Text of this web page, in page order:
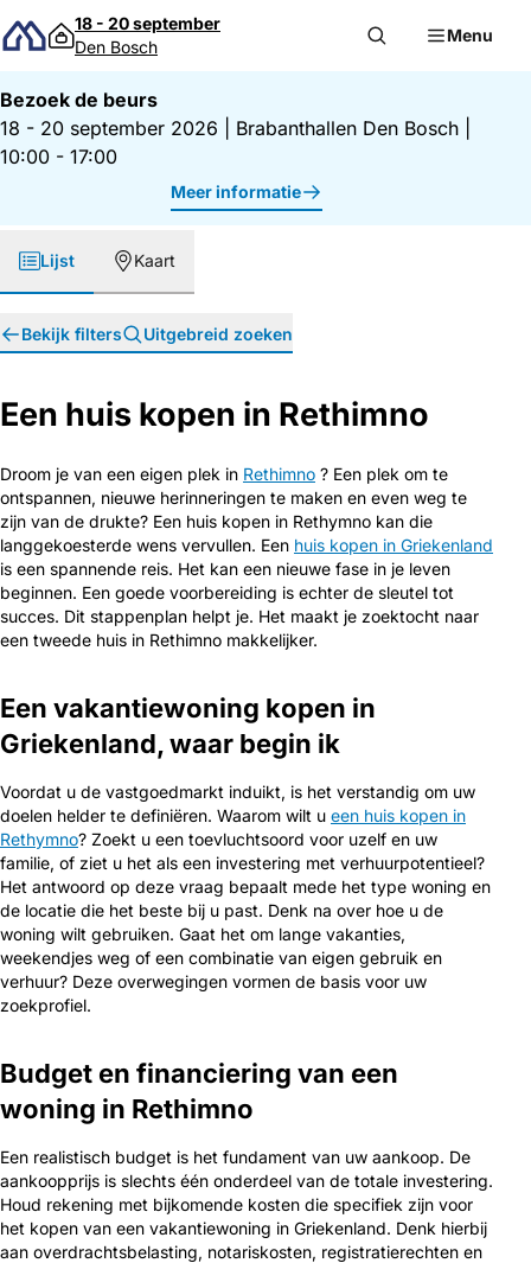
Direct naar inhoud
18 - 20 september
Den Bosch
Menu
Bezoek de beurs
18 - 20 september 2026
Brabanthallen Den Bosch
10:00 - 17:00
Meer informatie
Lijst Kaart
Bekijk filters Uitgebreid zoeken
Een huis kopen in Rethimno
Droom je van een eigen plek in Rethimno ? Een plek om te
ontspannen, nieuwe herinneringen te maken en even weg te
zijn van de drukte? Een huis kopen in Rethymno kan die
langgekoesterde wens vervullen. Een huis kopen in Griekenland
is een spannende reis. Het kan een nieuwe fase in je leven
beginnen. Een goede voorbereiding is echter de sleutel tot
succes. Dit stappenplan helpt je. Het maakt je zoektocht naar
een tweede huis in Rethimno makkelijker.
Een vakantiewoning kopen in
Griekenland, waar begin ik
Voordat u de vastgoedmarkt induikt, is het verstandig om uw
doelen helder te definiëren. Waarom wilt u een huis kopen in
Rethymno? Zoekt u een toevluchtsoord voor uzelf en uw
familie, of ziet u het als een investering met verhuurpotentieel?
Het antwoord op deze vraag bepaalt mede het type woning en
de locatie die het beste bij u past. Denk na over hoe u de
woning wilt gebruiken. Gaat het om lange vakanties,
weekendjes weg of een combinatie van eigen gebruik en
verhuur? Deze overwegingen vormen de basis voor uw
zoekprofiel.
Budget en financiering van een
woning in Rethimno
Een realistisch budget is het fundament van uw aankoop. De
aankoopprijs is slechts één onderdeel van de totale investering.
Houd rekening met bijkomende kosten die specifiek zijn voor
het kopen van een vakantiewoning in Griekenland. Denk hierbij
aan overdrachtsbelasting, notariskosten, registratierechten en